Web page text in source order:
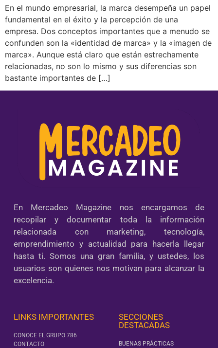
En el mundo empresarial, la marca desempeña un papel
fundamental en el éxito y la percepción de una
empresa. Dos conceptos importantes que a menudo se
confunden son la «identidad de marca» y la «imagen de
marca». Aunque está claro que están estrechamente
relacionadas, no son lo mismo y sus diferencias son
bastante importantes de […]
En Mercadeo Magazine nos encargamos de
recopilar y documentar toda la información
relacionada con marketing, tecnología,
emprendimiento y actualidad para hacerla llegar
hasta ti. Somos una gran familia, y ustedes, los
usuarios son quienes nos motivan para alcanzar la
excelencia.
LINKS IMPORTANTES
CONOCE EL GRUPO 786
CONTACTO
SECCIONES
DESTACADAS
BUENAS PRÁCTICAS